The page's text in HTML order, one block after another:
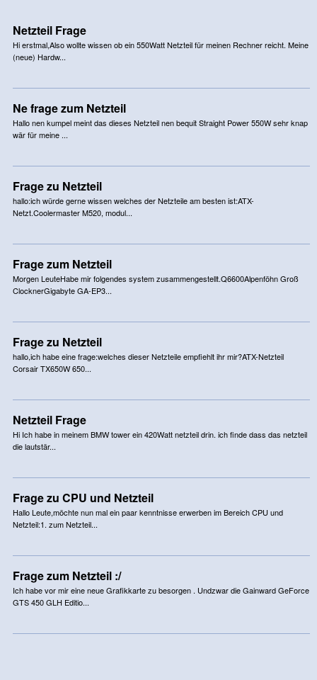
Netzteil Frage
Hi erstmal,Also wollte wissen ob ein 550Watt Netzteil für meinen Rechner reicht. Meine
(neue) Hardw...
Ne frage zum Netzteil
Hallo nen kumpel meint das dieses Netzteil nen bequit Straight Power 550W sehr knap
wär für meine ...
Frage zu Netzteil
hallo:ich würde gerne wissen welches der Netzteile am besten ist:ATX-
Netzt.Coolermaster M520, modul...
Frage zum Netzteil
Morgen LeuteHabe mir folgendes system zusammengestellt.Q6600Alpenföhn Groß
ClocknerGigabyte GA-EP3...
Frage zu Netzteil
hallo,ich habe eine frage:welches dieser Netzteile empfiehlt ihr mir?ATX-Netzteil
Corsair TX650W 650...
Netzteil Frage
Hi Ich habe in meinem BMW tower ein 420Watt netzteil drin. ich finde dass das netzteil
die lautstär...
Frage zu CPU und Netzteil
Hallo Leute,möchte nun mal ein paar kenntnisse erwerben im Bereich CPU und
Netzteil:1. zum Netzteil...
Frage zum Netzteil :/
Ich habe vor mir eine neue Grafikkarte zu besorgen . Undzwar die Gainward GeForce
GTS 450 GLH Editio...